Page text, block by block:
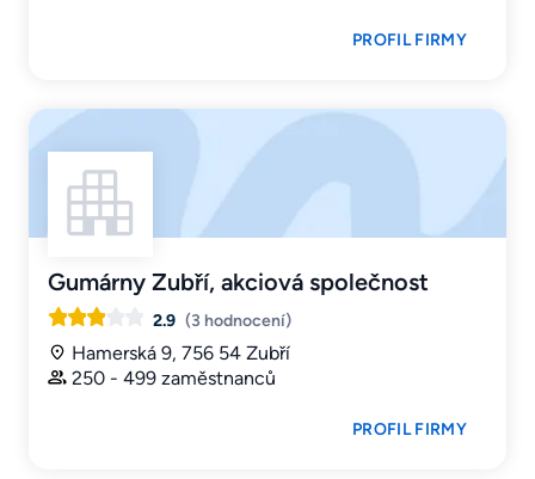
PROFIL FIRMY
Gumárny Zubří, akciová společnost
2.9 (3 hodnocení)
Hamerská 9, 756 54 Zubří
250 - 499 zaměstnanců
PROFIL FIRMY